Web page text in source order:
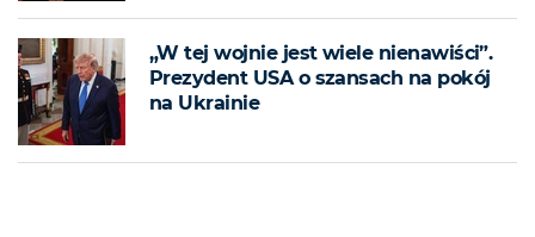
„W tej wojnie jest wiele nienawiści”.
Prezydent USA o szansach na pokój
na Ukrainie